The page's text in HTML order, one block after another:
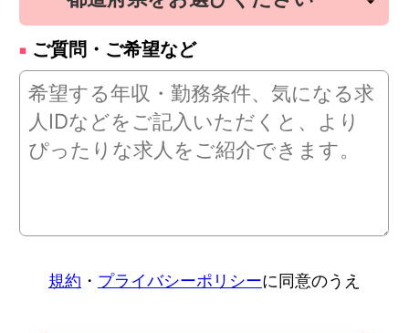
ご質問・ご希望など
規約 ・ プライバシーポリシーに同意のうえ